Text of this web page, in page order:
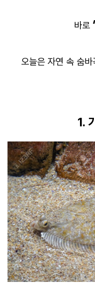
바로
오늘은 자연 속 숨
1.